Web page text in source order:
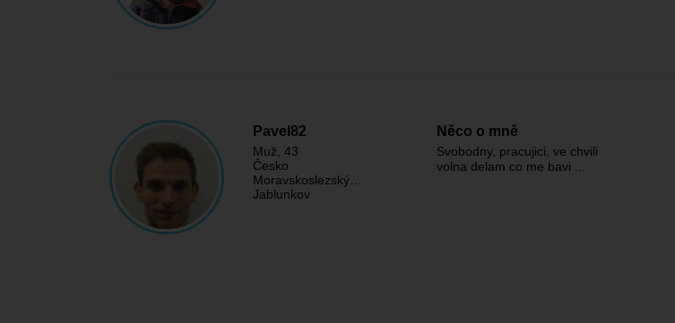
Pavel82
Muž , 43
Česko
Moravskoslezský…
Jablunkov
Něco o mně
Svobodny, pracujici, ve chvili
volna delam co me bavi ...